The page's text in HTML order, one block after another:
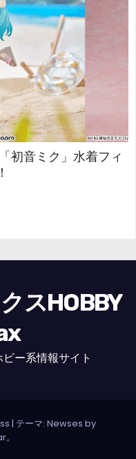
初音ミク」水着フィ
スHOBBY
ー系情報サイト
| テーマ: Newses by
。